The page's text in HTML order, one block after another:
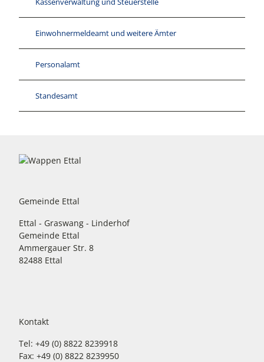
Einwohnermeldeamt und weitere Ämter
Personalamt
Standesamt
Gemeinde Ettal
Ettal - Graswang - Linderhof
Gemeinde Ettal
Ammergauer Str. 8
82488 Ettal
Kontakt
Tel: +49 (0) 8822 8239918
Fax: +49 (0) 8822 8239950